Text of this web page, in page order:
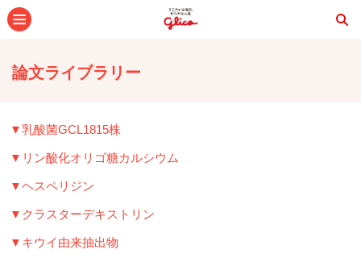
論文ライブラリー
▼乳酸菌GCL1815株
▼リン酸化オリゴ糖カルシウム
▼ヘスペリジン
▼クラスターデキストリン
▼キウイ由来抽出物